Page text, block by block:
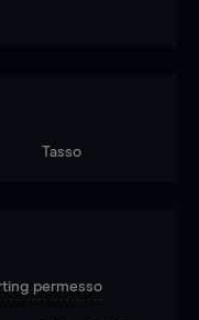
Tasso
permesso